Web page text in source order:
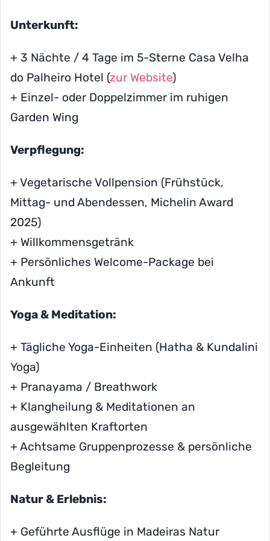
Unterkunft:
+ 3 Nächte / 4 Tage im 5-Sterne Casa Velha
do Palheiro Hotel (zur Website)
+ Einzel- oder Doppelzimmer im ruhigen
Garden Wing
Verpflegung:
+ Vegetarische Vollpension (Frühstück,
Mittag- und Abendessen, Michelin Award
2025)
+ Willkommensgetränk
+ Persönliches Welcome-Package bei
Ankunft
Yoga & Meditation:
+ Tägliche Yoga-Einheiten (Hatha & Kundalini
Yoga)
+ Pranayama / Breathwork
+ Klangheilung & Meditationen an
ausgewählten Kraftorten
+ Achtsame Gruppenprozesse & persönliche
Begleitung
Natur & Erlebnis:
+ Geführte Ausflüge in Madeiras Natur